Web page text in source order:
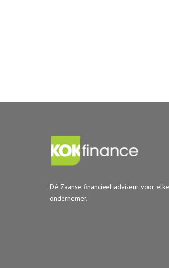
Dé Zaanse financieel adviseur voor elke
ondernemer.